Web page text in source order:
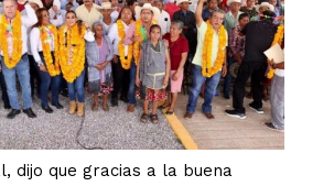
dijo que gracias a la buena